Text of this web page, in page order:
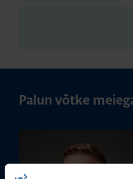
Palun võtke